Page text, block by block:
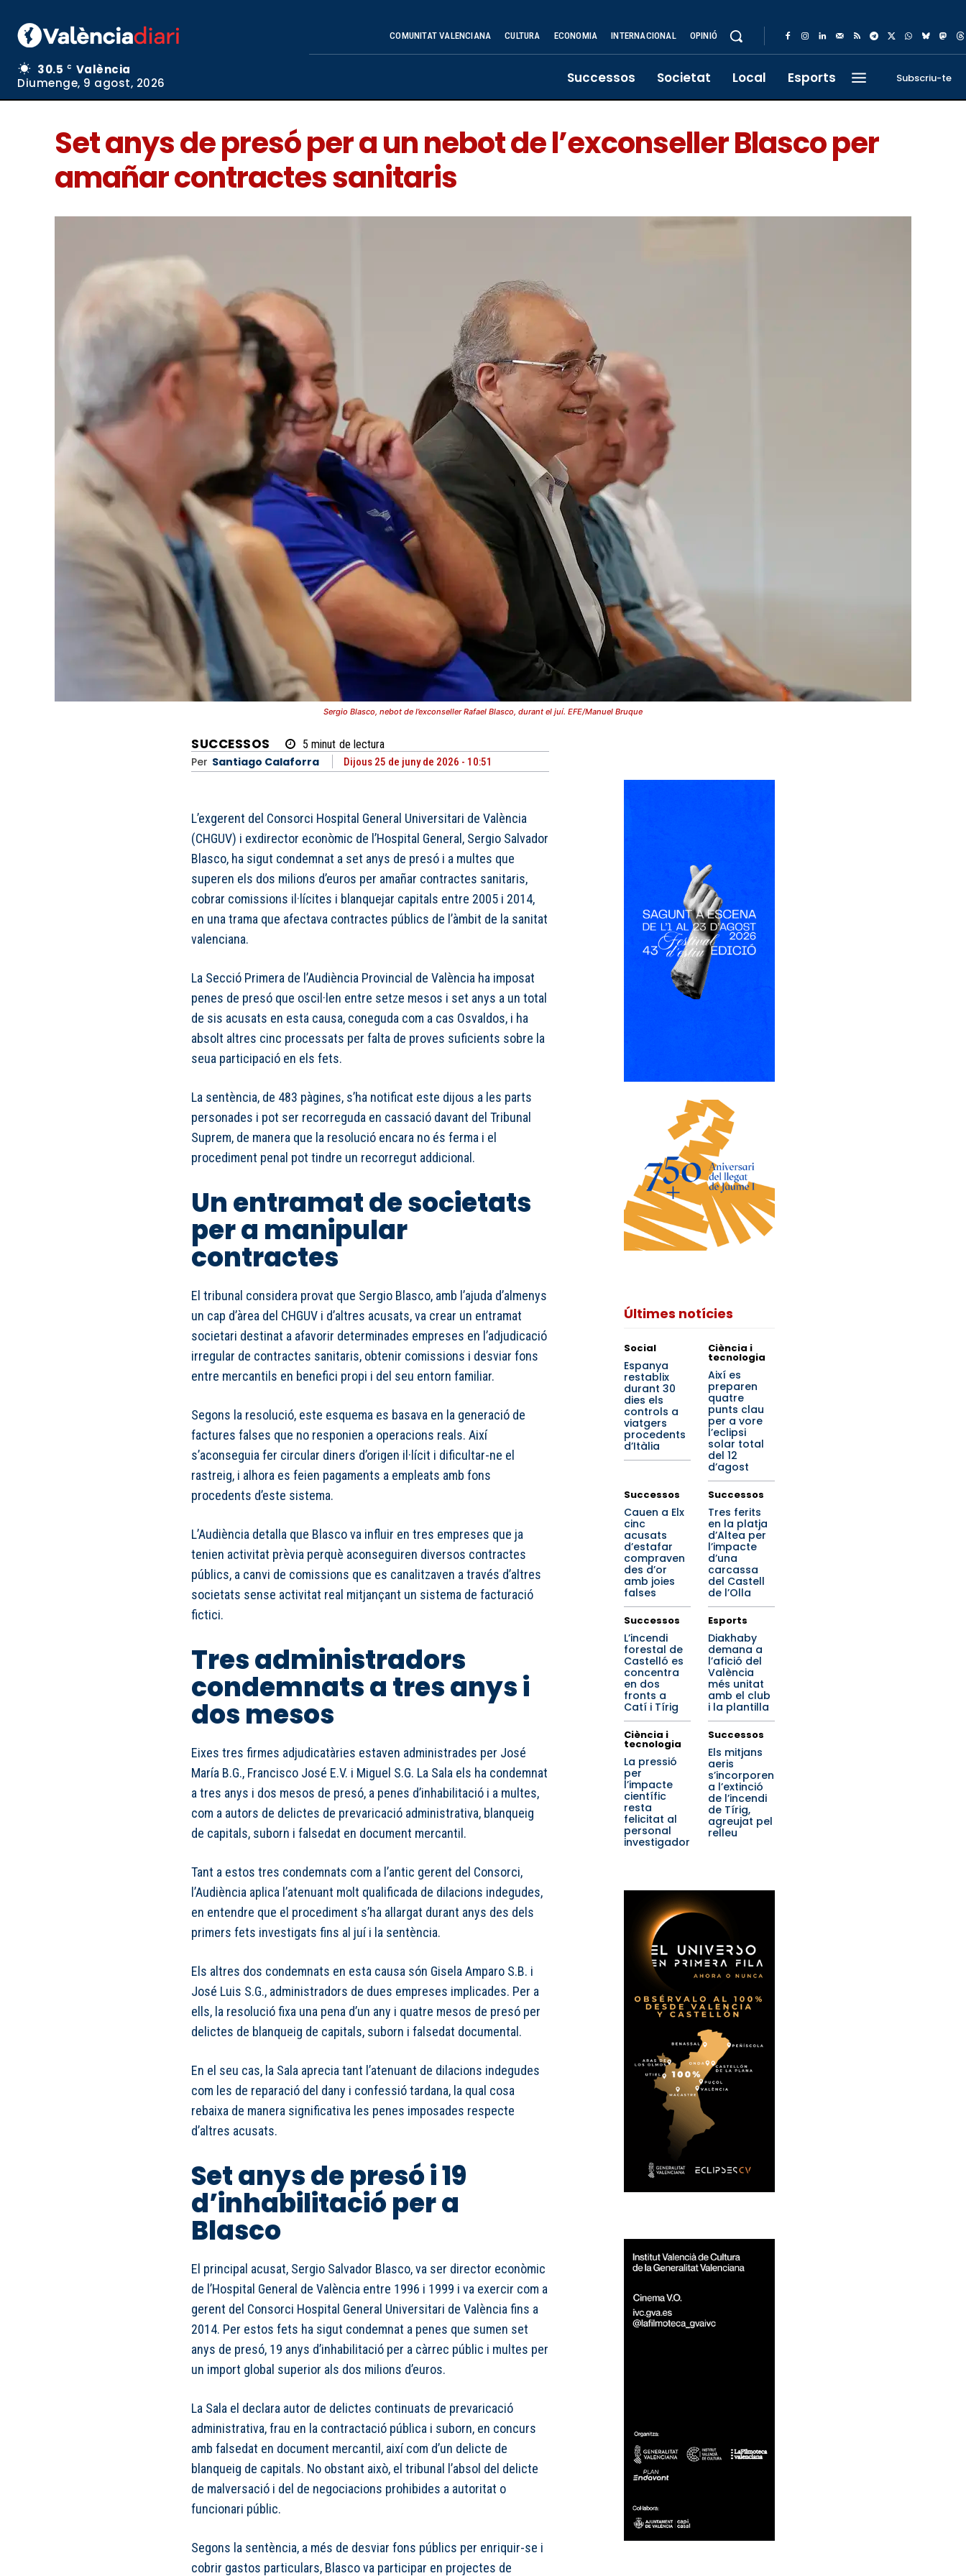
30.5 C
València
Diumenge, 9 agost, 2026
COMUNITAT VALENCIANA CULTURA ECONOMIA INTERNACIONAL OPINIÓ
Successos Societat Local Esports Subscriu-te
Set anys de presó per a un nebot de l’exconseller Blasco per
amañar contractes sanitaris
Sergio Blasco, nebot de l’exconseller Rafael Blasco, durant el juí. EFE/Manuel Bruque
SUCCESSOS 5 minut de lectura
Per Santiago Calaforra Dijous 25 de juny de 2026 - 10:51
L’exgerent del Consorci Hospital General Universitari de València
(CHGUV) i exdirector econòmic de l’Hospital General, Sergio Salvador
Blasco, ha sigut condemnat a set anys de presó i a multes que
superen els dos milions d’euros per amañar contractes sanitaris,
cobrar comissions il·lícites i blanquejar capitals entre 2005 i 2014,
en una trama que afectava contractes públics de l’àmbit de la sanitat
valenciana.
La Secció Primera de l’Audiència Provincial de València ha imposat
penes de presó que oscil·len entre setze mesos i set anys a un total
de sis acusats en esta causa, coneguda com a cas Osvaldos, i ha
absolt altres cinc processats per falta de proves suficients sobre la
seua participació en els fets.
La sentència, de 483 pàgines, s’ha notificat este dijous a les parts
personades i pot ser recorreguda en cassació davant del Tribunal
Suprem, de manera que la resolució encara no és ferma i el
procediment penal pot tindre un recorregut addicional.
Un entramat de societats
per a manipular
contractes
El tribunal considera provat que Sergio Blasco, amb l’ajuda d’almenys
un cap d’àrea del CHGUV i d’altres acusats, va crear un entramat
societari destinat a afavorir determinades empreses en l’adjudicació
irregular de contractes sanitaris, obtenir comissions i desviar fons
entre mercantils en benefici propi i del seu entorn familiar.
Segons la resolució, este esquema es basava en la generació de
factures falses que no responien a operacions reals. Així
s’aconseguia fer circular diners d’origen il·lícit i dificultar-ne el
rastreig, i alhora es feien pagaments a empleats amb fons
procedents d’este sistema.
L’Audiència detalla que Blasco va influir en tres empreses que ja
tenien activitat prèvia perquè aconseguiren diversos contractes
públics, a canvi de comissions que es canalitzaven a través d’altres
societats sense activitat real mitjançant un sistema de facturació
fictici.
Tres administradors
condemnats a tres anys i
dos mesos
Eixes tres firmes adjudicatàries estaven administrades per José
María B.G., Francisco José E.V. i Miguel S.G. La Sala els ha condemnat
a tres anys i dos mesos de presó, a penes d’inhabilitació i a multes,
com a autors de delictes de prevaricació administrativa, blanqueig
de capitals, suborn i falsedat en document mercantil.
Tant a estos tres condemnats com a l’antic gerent del Consorci,
l’Audiència aplica l’atenuant molt qualificada de dilacions indegudes,
en entendre que el procediment s’ha allargat durant anys des dels
primers fets investigats fins al juí i la sentència.
Els altres dos condemnats en esta causa són Gisela Amparo S.B. i
José Luis S.G., administradors de dues empreses implicades. Per a
ells, la resolució fixa una pena d’un any i quatre mesos de presó per
delictes de blanqueig de capitals, suborn i falsedat documental.
En el seu cas, la Sala aprecia tant l’atenuant de dilacions indegudes
com les de reparació del dany i confessió tardana, la qual cosa
rebaixa de manera significativa les penes imposades respecte
d’altres acusats.
Set anys de presó i 19
d’inhabilitació per a
Blasco
El principal acusat, Sergio Salvador Blasco, va ser director econòmic
de l’Hospital General de València entre 1996 i 1999 i va exercir com a
gerent del Consorci Hospital General Universitari de València fins a
2014. Per estos fets ha sigut condemnat a penes que sumen set
anys de presó, 19 anys d’inhabilitació per a càrrec públic i multes per
un import global superior als dos milions d’euros.
La Sala el declara autor de delictes continuats de prevaricació
administrativa, frau en la contractació pública i suborn, en concurs
amb falsedat en document mercantil, així com d’un delicte de
blanqueig de capitals. No obstant això, el tribunal l’absol del delicte
de malversació i del de negociacions prohibides a autoritat o
funcionari públic.
Segons la sentència, a més de desviar fons públics per enriquir-se i
cobrir gastos particulars, Blasco va participar en projectes de
Últimes notícies
Social
Espanya
restablix
durant 30
dies els
controls a
viatgers
procedents
d’Itàlia
Ciència i
tecnologia
Així es
preparen
quatre
punts clau
per a vore
l’eclipsi
solar total
del 12
d’agost
Successos
Cauen a Elx
cinc
acusats
d’estafar
compraven
des d’or
amb joies
falses
Successos
Tres ferits
en la platja
d’Altea per
l’impacte
d’una
carcassa
del Castell
de l’Olla
Successos
L’incendi
forestal de
Castelló es
concentra
en dos
fronts a
Catí i Tírig
Esports
Diakhaby
demana a
l’afició del
València
més unitat
amb el club
i la plantilla
Ciència i
tecnologia
La pressió
per
l’impacte
científic
resta
felicitat al
personal
investigador
Successos
Els mitjans
aeris
s’incorporen
a l’extinció
de l’incendi
de Tírig,
agreujat pel
relleu